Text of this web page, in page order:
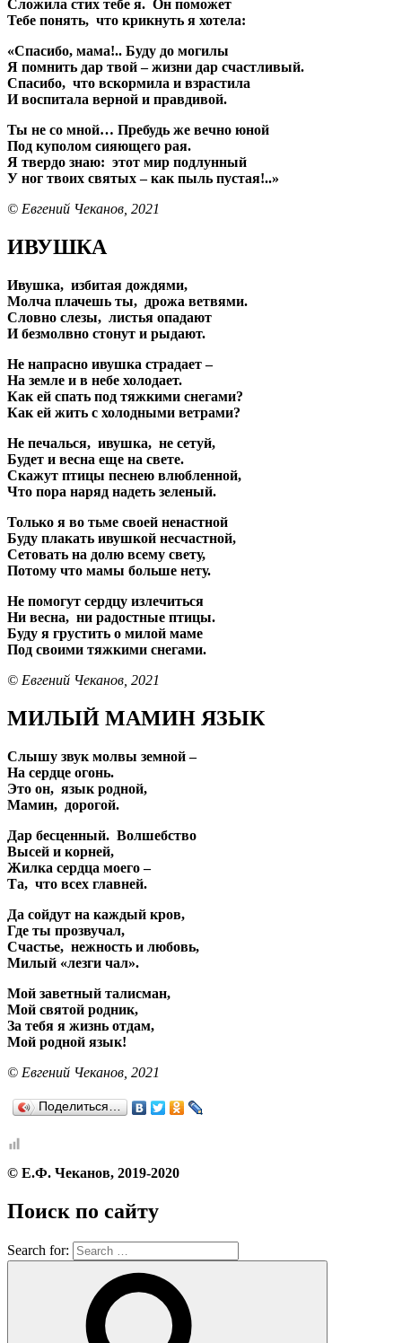
Сложила стих тебе я. Он поможет
Тебе понять, что крикнуть я хотела:
«Спасибо, мама!.. Буду до могилы
Я помнить дар твой – жизни дар счастливый.
Спасибо, что вскормила и взрастила
И воспитала верной и правдивой.
Ты не со мной… Пребудь же вечно юной
Под куполом сияющего рая.
Я твердо знаю: этот мир подлунный
У ног твоих святых – как пыль пустая!..»
© Евгений Чеканов, 2021
ИВУШКА
Ивушка, избитая дождями,
Молча плачешь ты, дрожа ветвями.
Словно слезы, листья опадают
И безмолвно стонут и рыдают.
Не напрасно ивушка страдает –
На земле и в небе холодает.
Как ей спать под тяжкими снегами?
Как ей жить с холодными ветрами?
Не печалься, ивушка, не сетуй,
Будет и весна еще на свете.
Скажут птицы песнею влюбленной,
Что пора наряд надеть зеленый.
Только я во тьме своей ненастной
Буду плакать ивушкой несчастной,
Сетовать на долю всему свету,
Потому что мамы больше нету.
Не помогут сердцу излечиться
Ни весна, ни радостные птицы.
Буду я грустить о милой маме
Под своими тяжкими снегами.
© Евгений Чеканов, 2021
МИЛЫЙ МАМИН ЯЗЫК
Слышу звук молвы земной –
На сердце огонь.
Это он, язык родной,
Мамин, дорогой.
Дар бесценный. Волшебство
Высей и корней,
Жилка сердца моего –
Та, что всех главней.
Да сойдут на каждый кров,
Где ты прозвучал,
Счастье, нежность и любовь,
Милый «лезги чал».
Мой заветный талисман,
Мой святой родник,
За тебя я жизнь отдам,
Мой родной язык!
© Евгений Чеканов, 2021
Поделиться…
© Е.Ф. Чеканов, 2019-2020
Поиск по сайту
Search for: